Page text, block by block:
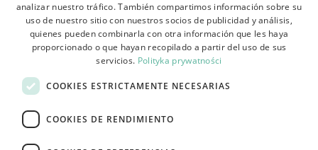
Términos y condiciones
Sobre la tienda
Devoluciones y reclamaciones
Pagos
POLISH
BULGARIAN
analizar nuestro tráfico. También compartimos información sobre su
uso de nuestro sitio con nuestros socios de publicidad y análisis,
quienes pueden combinarla con otra información que les haya
proporcionado o que hayan recopilado a partir del uso de sus
servicios. Polityka prywatności
COOKIES ESTRICTAMENTE NECESARIAS
COOKIES DE RENDIMIENTO